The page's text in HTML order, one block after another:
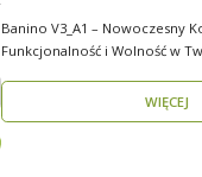
Banino V3_A1 – Nowoczesny
Funkcjonalność i Wolność w Twoich
WIĘCEJ